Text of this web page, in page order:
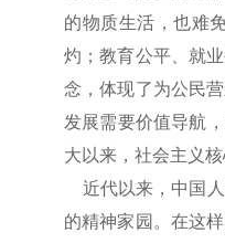
的物质生活，也难
灼；教育公平、就
念，体现了为公民
发展需要价值导航
大以来，社会主义
近代以来，中国人
的精神家园。在这